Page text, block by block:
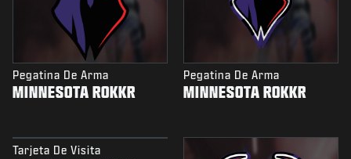
Pegatina De Arma
MINNESOTA ROKKR
Pegatina De Arma
MINNESOTA ROKKR
Tarjeta De Visita